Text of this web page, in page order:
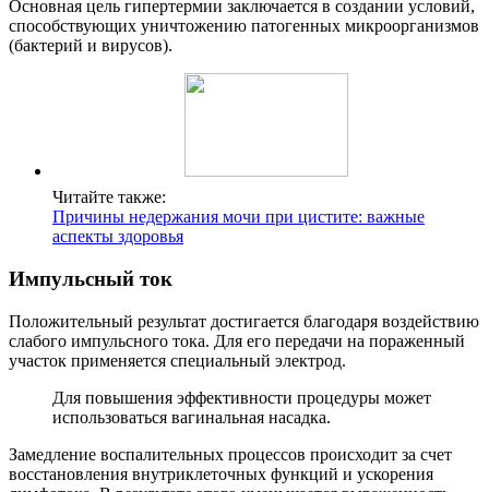
Основная цель гипертермии заключается в создании условий,
способствующих уничтожению патогенных микроорганизмов
(бактерий и вирусов).
Читайте также:
Причины недержания мочи при цистите: важные
аспекты здоровья
Импульсный ток
Положительный результат достигается благодаря воздействию
слабого импульсного тока. Для его передачи на пораженный
участок применяется специальный электрод.
Для повышения эффективности процедуры может
использоваться вагинальная насадка.
Замедление воспалительных процессов происходит за счет
восстановления внутриклеточных функций и ускорения